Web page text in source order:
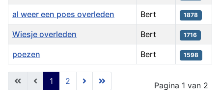
Artikelen
al weer een poes overleden Bert 1878
Wiesje overleden Bert 1716
poezen Bert 1598
Pagina 1 van 2
1 2